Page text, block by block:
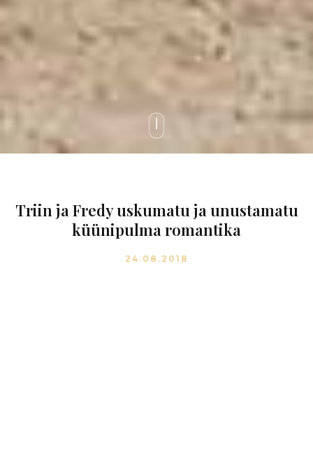
Triin ja Fredy uskumatu ja unustamatu
küünipulma romantika
24.08.2018